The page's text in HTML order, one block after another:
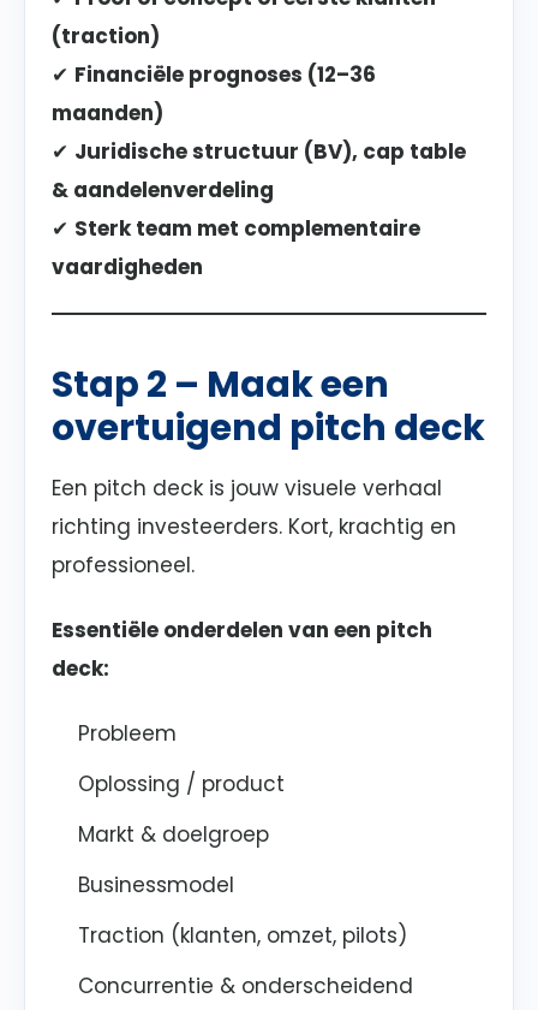
(traction)
✔ Financiële prognoses (12–36
maanden)
✔ Juridische structuur (BV), cap table
& aandelenverdeling
✔ Sterk team met complementaire
vaardigheden
Stap 2 – Maak een
overtuigend pitch deck
Een pitch deck is jouw visuele verhaal
richting investeerders. Kort, krachtig en
professioneel.
Essentiële onderdelen van een pitch
deck:
Probleem
Oplossing / product
Markt & doelgroep
Businessmodel
Traction (klanten, omzet, pilots)
Concurrentie & onderscheidend